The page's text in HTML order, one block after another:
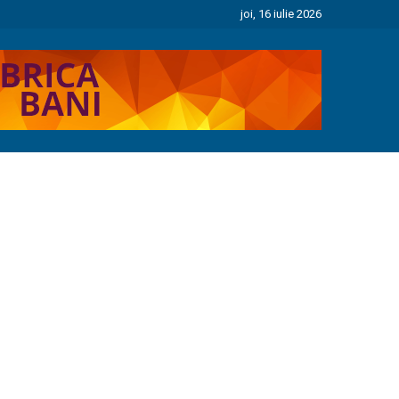
joi, 16 iulie 2026